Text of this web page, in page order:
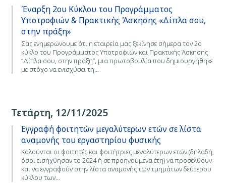
Έναρξη 2ου Κύκλου του Προγράμματος
Υποτροφιών & Πρακτικής Άσκησης «Δίπλα σου,
στην πράξη»
Σας ενημερώνουμε ότι η εταιρεία μας ξεκίνησε σήμερα τον 2ο
κύκλο του Προγράμματος Υποτροφιών και Πρακτικής Άσκησης
“Δίπλα σου, στην πράξη”, μια πρωτοβουλία που δημιουργήθηκε
με στόχο να ενισχύσει τη…
Τετάρτη, 12/11/2025
Εγγραφή φοιτητών μεγαλύτερων ετών σε λίστα
αναμονής του εργαστηρίου φυσικής
Καλούνται οι φοιτητές και φοιτήτριες μεγαλύτερων ετών (δηλαδή,
όσοι εισήχθησαν το 2024 ή σε προηγούμενα έτη) να προσέλθουν
και να εγγραφούν στην λίστα αναμονής των τμημάτων δεύτερου
κύκλου των…